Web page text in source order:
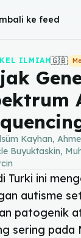
ke feed
ILMIAH🇬🇧
Kayhan,
Buyuktaskin,
Turki ini
autisme
patogenik
sering pada